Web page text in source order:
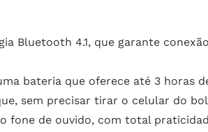
Bluetooth 4.1, que garante
bateria que oferece até 3 horas
sem precisar tirar o celular do
fone de ouvido, com total